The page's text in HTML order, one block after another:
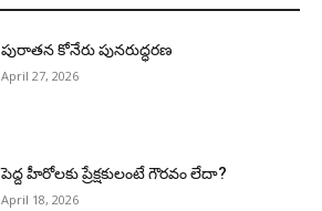
పురాత‌న కోనేరు పున‌రుద్ధ‌ర‌ణ
April 27, 2026
పెద్ద హీరోల‌కు ప్రేక్ష‌కులంటే గౌర‌వం లేదా?
April 18, 2026